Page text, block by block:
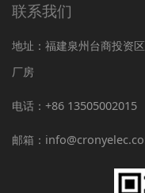
联系我们
地址：福建泉州台商投资
厂房
电话：+86 13505002015
邮箱：